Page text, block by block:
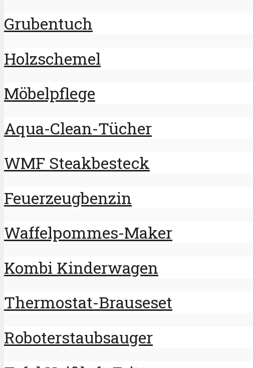
Grubentuch
Holzschemel
Möbelpflege
Aqua-Clean-Tücher
WMF Steakbesteck
Feuerzeugbenzin
Waffelpommes-Maker
Kombi Kinderwagen
Thermostat-Brauseset
Roboterstaubsauger